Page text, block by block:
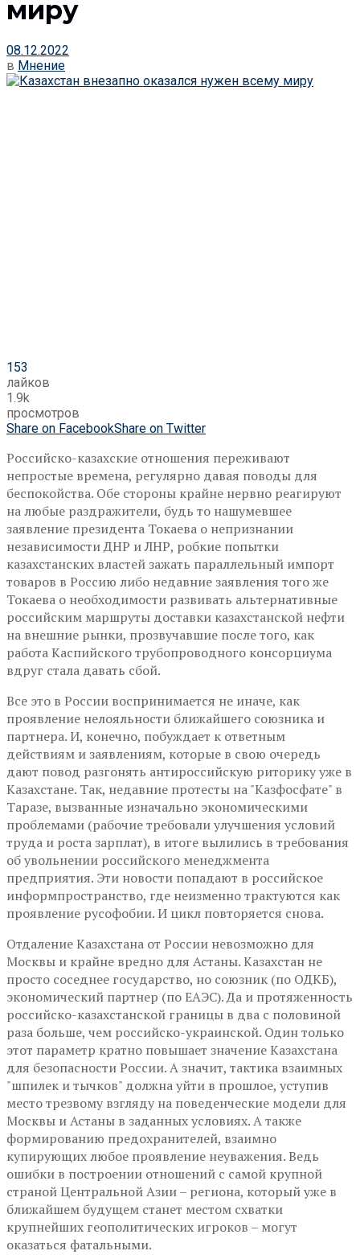
миру
08.12.2022
в Мнение
153
лайков
1.9k
просмотров
Share on FacebookShare on Twitter
Российско-казахские отношения переживают
непростые времена, регулярно давая поводы для
беспокойства. Обе стороны крайне нервно реагируют
на любые раздражители, будь то нашумевшее
заявление президента Токаева о непризнании
независимости ДНР и ЛНР, робкие попытки
казахстанских властей зажать параллельный импорт
товаров в Россию либо недавние заявления того же
Токаева о необходимости развивать альтернативные
российским маршруты доставки казахстанской нефти
на внешние рынки, прозвучавшие после того, как
работа Каспийского трубопроводного консорциума
вдруг стала давать сбой.
Все это в России воспринимается не иначе, как
проявление нелояльности ближайшего союзника и
партнера. И, конечно, побуждает к ответным
действиям и заявлениям, которые в свою очередь
дают повод разгонять антироссийскую риторику уже в
Казахстане. Так, недавние протесты на "Казфосфате" в
Таразе, вызванные изначально экономическими
проблемами (рабочие требовали улучшения условий
труда и роста зарплат), в итоге вылились в требования
об увольнении российского менеджмента
предприятия. Эти новости попадают в российское
информпространство, где неизменно трактуются как
проявление русофобии. И цикл повторяется снова.
Отдаление Казахстана от России невозможно для
Москвы и крайне вредно для Астаны. Казахстан не
просто соседнее государство, но союзник (по ОДКБ),
экономический партнер (по ЕАЭС). Да и протяженность
российско-казахстанской границы в два с половиной
раза больше, чем российско-украинской. Один только
этот параметр кратно повышает значение Казахстана
для безопасности России. А значит, тактика взаимных
"шпилек и тычков" должна уйти в прошлое, уступив
место трезвому взгляду на поведенческие модели для
Москвы и Астаны в заданных условиях. А также
формированию предохранителей, взаимно
купирующих любое проявление неуважения. Ведь
ошибки в построении отношений с самой крупной
страной Центральной Азии – региона, который уже в
ближайшем будущем станет местом схватки
крупнейших геополитических игроков – могут
оказаться фатальными.